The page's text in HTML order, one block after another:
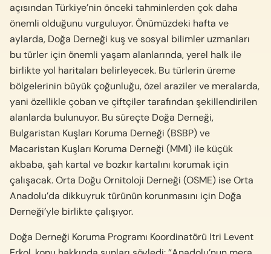
açısından Türkiye’nin önceki tahminlerden çok daha
önemli olduğunu vurguluyor. Önümüzdeki hafta ve
aylarda, Doğa Derneği kuş ve sosyal bilimler uzmanları
bu türler için önemli yaşam alanlarında, yerel halk ile
birlikte yol haritaları belirleyecek. Bu türlerin üreme
bölgelerinin büyük çoğunluğu, özel araziler ve meralarda,
yani özellikle çoban ve çiftçiler tarafından şekillendirilen
alanlarda bulunuyor. Bu süreçte Doğa Derneği,
Bulgaristan Kuşları Koruma Derneği (BSBP) ve
Macaristan Kuşları Koruma Derneği (MMI) ile küçük
akbaba, şah kartal ve bozkır kartalını korumak için
çalışacak. Orta Doğu Ornitoloji Derneği (OSME) ise Orta
Anadolu’da dikkuyruk türünün korunmasını için Doğa
Derneği’yle birlikte çalışıyor.
Doğa Derneği Koruma Programı Koordinatörü Itri Levent